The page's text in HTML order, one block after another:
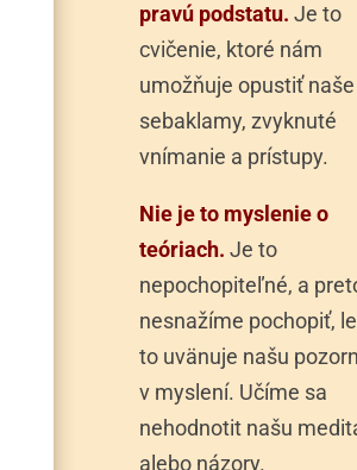
pravú podstatu. Je to
cvičenie, ktoré nám
umožňuje opustiť naše
sebaklamy, zvyknuté
vnímanie a prístupy.
Nie je to myslenie o
teóriach. Je to
nepochopiteľné, a
nesnažíme pochopiť,
to uvänuje našu
v myslení. Učíme sa
nehodnotit našu
alebo názory.